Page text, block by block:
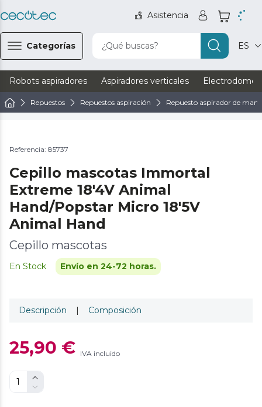
Asistencia
Categorías ¿Qué buscas? ES
Robots aspiradores Aspiradores verticales
Repuestos Repuestos aspiración Repuesto aspirador de mano
Referencia: 85737
Cepillo mascotas Immortal
Extreme 18'4V Animal
Hand/Popstar Micro 18'5V
Animal Hand
Cepillo mascotas
En Stock Envío en 24-72 horas.
Descripción | Composición
25,90 € IVA incluido